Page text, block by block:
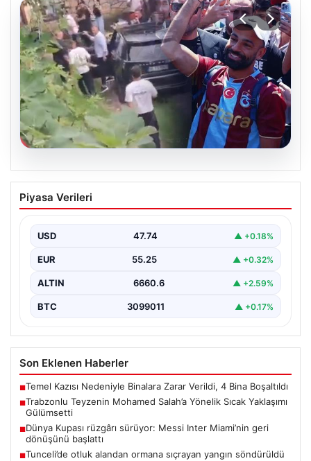
07.08.2026
Trabzonlu Teyzenin Mohamed Salah’a
Yönelik Sıcak Yaklaşımı Gülümsetti
Salah, bir reklam filmi çekimi için Trabzon'un Araklı…
Piyasa Verileri
USD 47.74 ▲ +0.18%
EUR 55.25 ▲ +0.32%
ALTIN 6660.6 ▲ +2.59%
BTC 3099011 ▲ +0.17%
Son Eklenen Haberler
■Temel Kazısı Nedeniyle Binalara Zarar Verildi, 4 Bina Boşaltıldı
■Trabzonlu Teyzenin Mohamed Salah’a Yönelik Sıcak Yaklaşımı
Gülümsetti
■Dünya Kupası rüzgârı sürüyor: Messi Inter Miami’nin geri
dönüşünü başlattı
■Tunceli’de otluk alandan ormana sıçrayan yangın söndürüldü